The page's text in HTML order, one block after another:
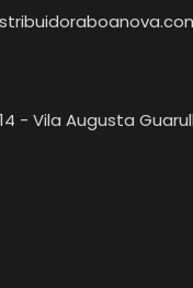
- Vila Augusta